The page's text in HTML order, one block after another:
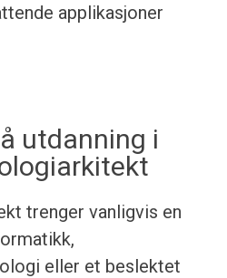
applikasjoner
utdanning i
trenger vanligvis en
eller et beslektet